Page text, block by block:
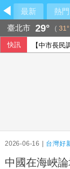
最新 熱門
臺北市 29° ( 31°
快訊 【中市長
2026-06-16 | 台灣好
中國在海峽